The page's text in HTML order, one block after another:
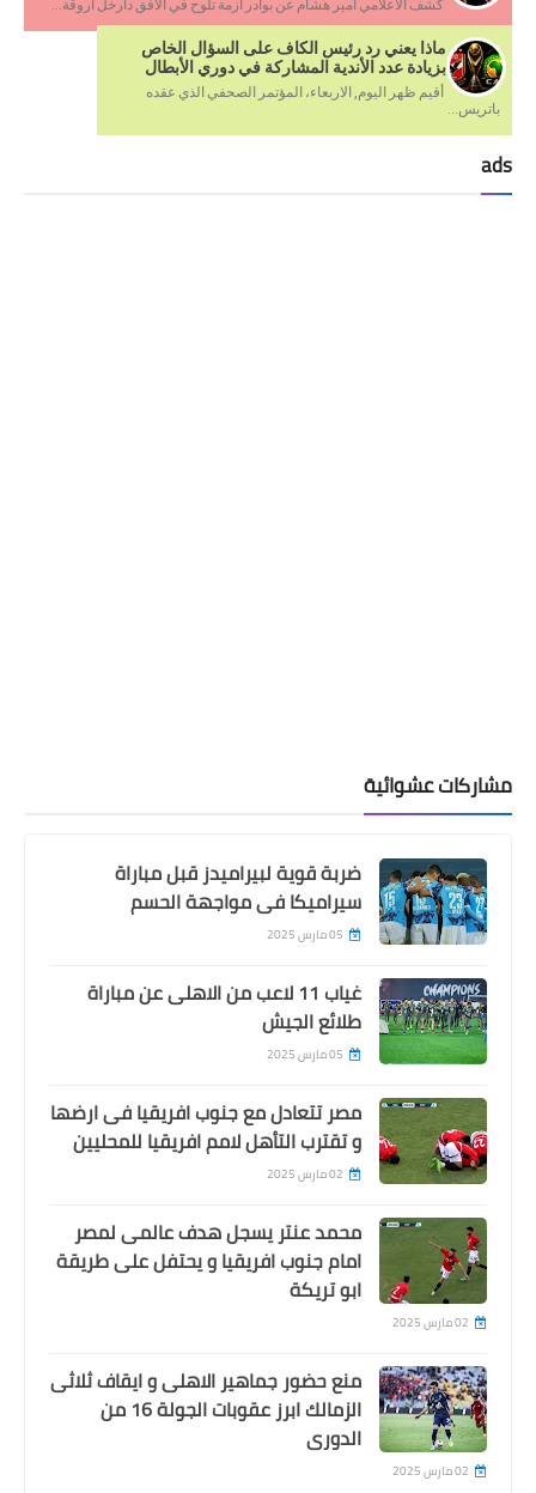
كشف الاعلامي امير هشام عن بوادر ازمة تلوح في الافق دارخل اروقة...
ماذا يعني رد رئيس الكاف على السؤال الخاص
بزيادة عدد الأندية المشاركة في دوري الأبطال
أقيم ظهر اليوم, الاربعاء، المؤتمر الصحفي الذي عقده
باتريس...
ads
مشاركات عشوائية
ضربة قوية لبيراميدز قبل مباراة
سيراميكا فى مواجهة الحسم
05 مارس 2025
غياب 11 لاعب من الاهلى عن مباراة
طلائع الجيش
05 مارس 2025
مصر تتعادل مع جنوب افريقيا فى ارضها
و تقترب التأهل لامم افريقيا للمحليين
02 مارس 2025
محمد عنتر يسجل هدف عالمى لمصر
امام جنوب افريقيا و يحتفل على طريقة
ابو تريكة
02 مارس 2025
منع حضور جماهير الاهلى و ايقاف ثلاثى
الزمالك ابرز عقوبات الجولة 16 من
الدورى
02 مارس 2025